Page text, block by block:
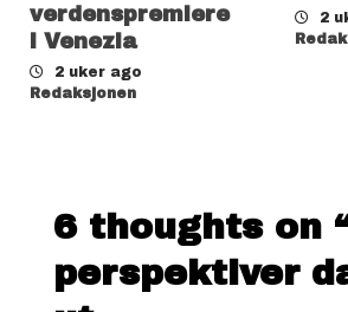
verdenspremiere
i Venezia
2 uker ago
Redaksjonen
2
6 thoughts on
perspektiver